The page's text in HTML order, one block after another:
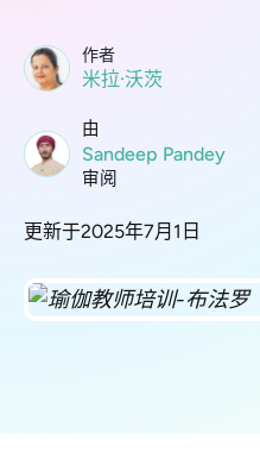
作者
米拉·沃茨
由
Sandeep Pandey
审阅
更新于2025年7月1日